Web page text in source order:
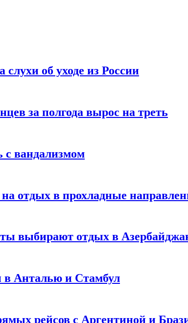
об уходе из России
за полгода вырос на треть
с вандализмом
отдых в прохладные
выбирают отдых в
в Анталью и Стамбул
рейсов с Аргентиной и